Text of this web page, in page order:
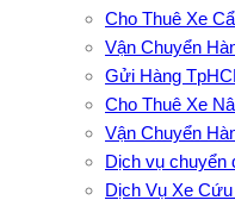
Cho Thuê Xe
Vận Chuyển
Gửi Hàng
Cho Thuê Xe
Vận Chuyển
Dịch vụ chuyển
Dịch Vụ Xe